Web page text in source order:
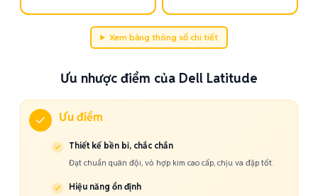
Xem bảng thông số chi tiết
Ưu nhược điểm của Dell Latitude
Ưu điểm
Thiết kế bền bỉ, chắc chắn
Đạt chuẩn quân đội, vỏ hợp kim cao cấp, chịu va đập tốt.
Hiệu năng ổn định